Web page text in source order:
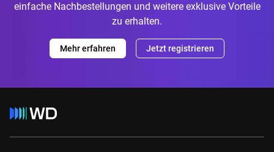
einfache Nachbestellungen und weitere exklusive Vorteile
zu erhalten.
Mehr erfahren Jetzt registrieren